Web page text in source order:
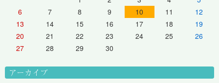
6
7 8 9 10 11
12
13
14 15 16 17 18
19
20
21 22 23 24 25
26
27
28 29 30
アーカイブ